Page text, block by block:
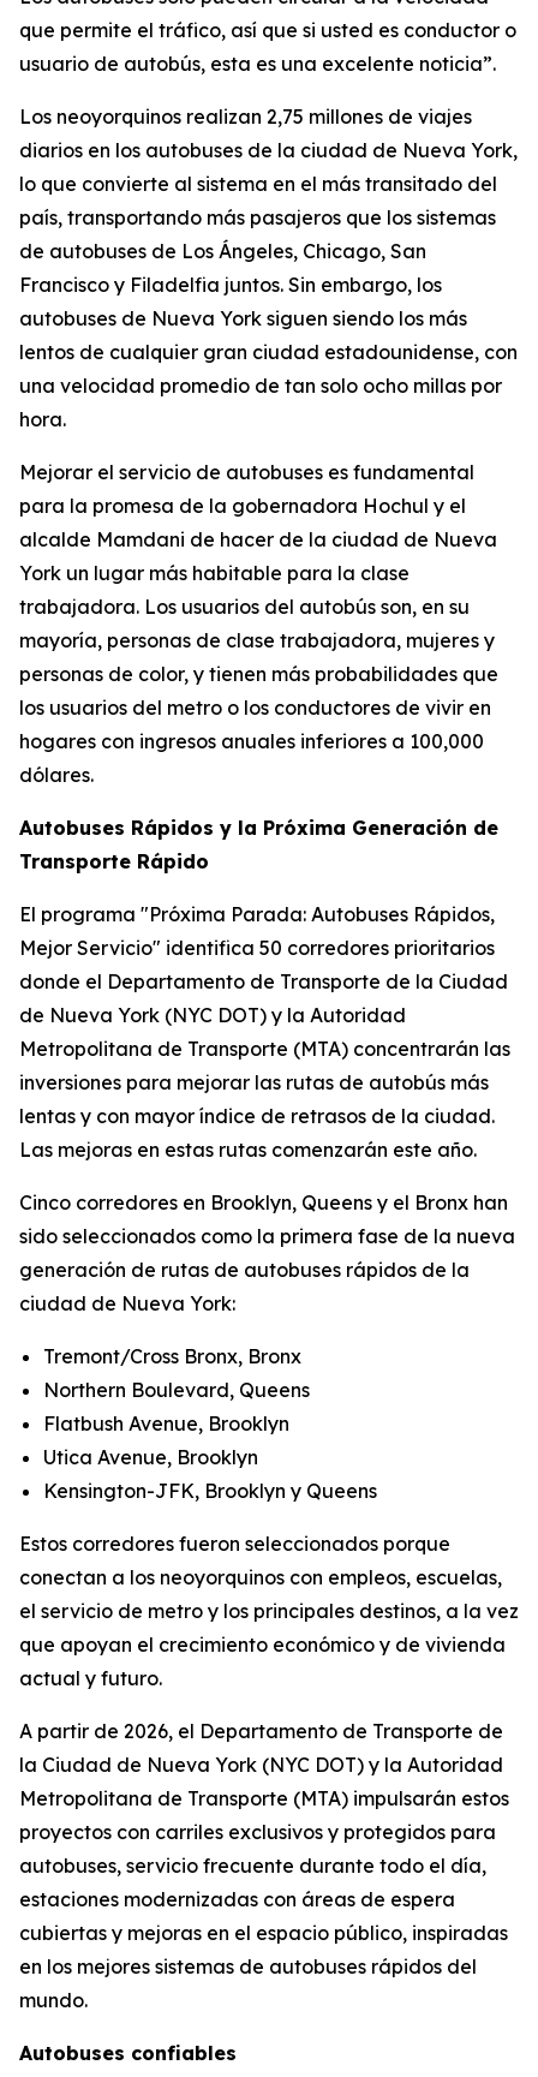
que permite el tráfico, así que si usted es conductor o
usuario de autobús, esta es una excelente noticia”.
Los neoyorquinos realizan 2,75 millones de viajes
diarios en los autobuses de la ciudad de Nueva York,
lo que convierte al sistema en el más transitado del
país, transportando más pasajeros que los sistemas
de autobuses de Los Ángeles, Chicago, San
Francisco y Filadelfia juntos. Sin embargo, los
autobuses de Nueva York siguen siendo los más
lentos de cualquier gran ciudad estadounidense, con
una velocidad promedio de tan solo ocho millas por
hora.
Mejorar el servicio de autobuses es fundamental
para la promesa de la gobernadora Hochul y el
alcalde Mamdani de hacer de la ciudad de Nueva
York un lugar más habitable para la clase
trabajadora. Los usuarios del autobús son, en su
mayoría, personas de clase trabajadora, mujeres y
personas de color, y tienen más probabilidades que
los usuarios del metro o los conductores de vivir en
hogares con ingresos anuales inferiores a 100,000
dólares.
Autobuses Rápidos y la Próxima Generación de
Transporte Rápido
El programa "Próxima Parada: Autobuses Rápidos,
Mejor Servicio" identifica 50 corredores prioritarios
donde el Departamento de Transporte de la Ciudad
de Nueva York (NYC DOT) y la Autoridad
Metropolitana de Transporte (MTA) concentrarán las
inversiones para mejorar las rutas de autobús más
lentas y con mayor índice de retrasos de la ciudad.
Las mejoras en estas rutas comenzarán este año.
Cinco corredores en Brooklyn, Queens y el Bronx han
sido seleccionados como la primera fase de la nueva
generación de rutas de autobuses rápidos de la
ciudad de Nueva York:
Tremont/Cross Bronx, Bronx
Northern Boulevard, Queens
Flatbush Avenue, Brooklyn
Utica Avenue, Brooklyn
Kensington-JFK, Brooklyn y Queens
Estos corredores fueron seleccionados porque
conectan a los neoyorquinos con empleos, escuelas,
el servicio de metro y los principales destinos, a la vez
que apoyan el crecimiento económico y de vivienda
actual y futuro.
A partir de 2026, el Departamento de Transporte de
la Ciudad de Nueva York (NYC DOT) y la Autoridad
Metropolitana de Transporte (MTA) impulsarán estos
proyectos con carriles exclusivos y protegidos para
autobuses, servicio frecuente durante todo el día,
estaciones modernizadas con áreas de espera
cubiertas y mejoras en el espacio público, inspiradas
en los mejores sistemas de autobuses rápidos del
mundo.
Autobuses confiables